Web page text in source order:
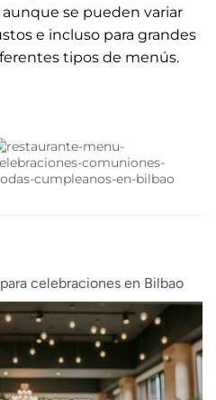
se pueden variar
e incluso para grandes
tipos de menús.
celebraciones en Bilbao